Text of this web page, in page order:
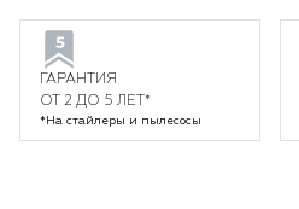
ГАРАНТИЯ
ОТ 2 ДО 5 ЛЕТ*
*На стайлеры и пылесосы